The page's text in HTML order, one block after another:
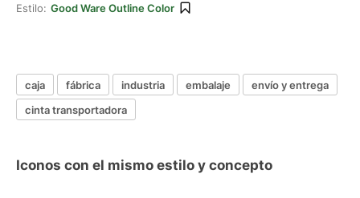
Estilo: Good Ware Outline Color
caja fábrica industria embalaje
envío y entrega
cinta transportadora
Iconos con el mismo estilo y concepto